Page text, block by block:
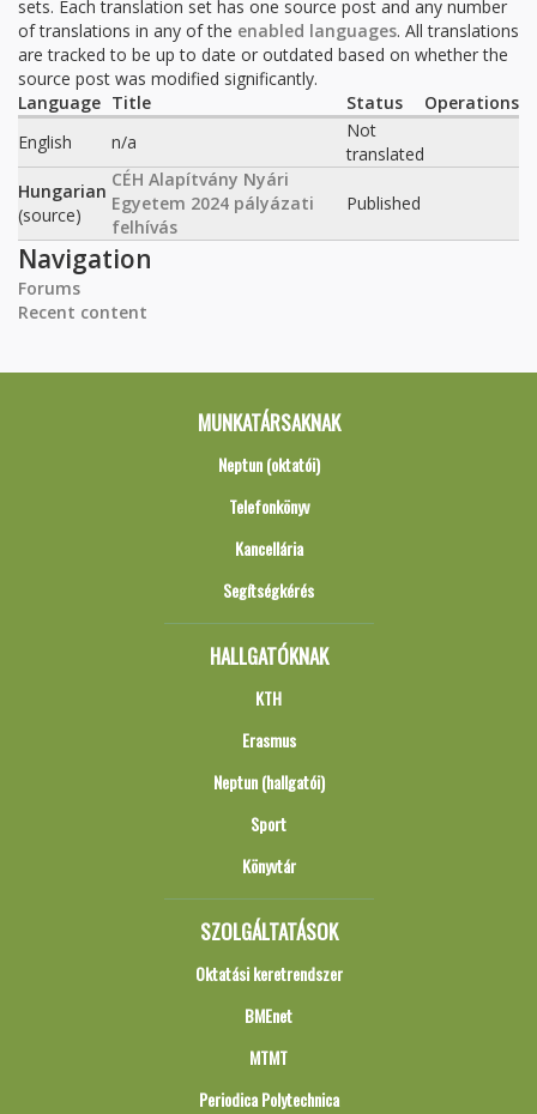
sets. Each translation set has one source post and any number
of translations in any of the enabled languages. All translations
are tracked to be up to date or outdated based on whether the
source post was modified significantly.
Language Title Status
Operations
English
n/a
Not
translated
Hungarian
(source)
CÉH Alapítvány Nyári
Egyetem 2024 pályázati
felhívás
Published
Navigation
Forums
Recent content
MUNKATÁRSAKNAK
Neptun (oktatói)
Telefonkönyv
Kancellária
Segítségkérés
HALLGATÓKNAK
KTH
Erasmus
Neptun (hallgatói)
Sport
Könyvtár
SZOLGÁLTATÁSOK
Oktatási keretrendszer
BMEnet
MTMT
Periodica Polytechnica